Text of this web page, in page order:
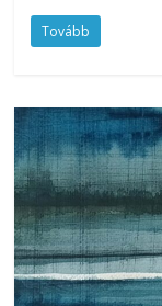
Tovább